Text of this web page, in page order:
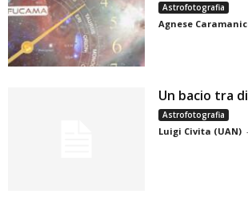
Astrofotografia
Agnese
Un bacio tra
Astrofotografia
Luigi Civita (UAN) -